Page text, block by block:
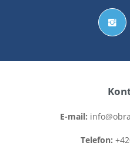
E-mail:
Telefon: